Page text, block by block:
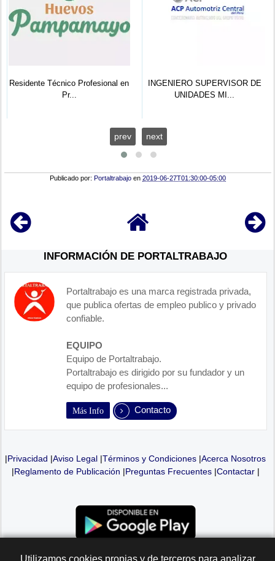
Residente Técnico Profesional en
Pr...
INGENIERO SUPERVISOR DE
UNIDADES MI...
prev next
Publicado por:Portaltrabajo en2019-06-27T01:30:00-05:00
INFORMACIÓN DE PORTALTRABAJO
Portaltrabajo es una marca registrada privada,
que publica ofertas de empleo publico y privado
confiable.
EQUIPO
Equipo de Portaltrabajo.
Portaltrabajo es dirigido por su fundador y un
equipo de profesionales...
Más Info Contacto
|Privacidad |Aviso Legal |Términos y Condiciones |Acerca Nosotros
|Reglamento de Publicación |Preguntas Frecuentes|Contactar|
Utilizamos cookies propias y de terceros para analizar